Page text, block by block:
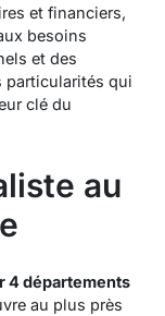
et financiers,
besoins
et des
particularités qui
clé du
au
4 départements
au plus près